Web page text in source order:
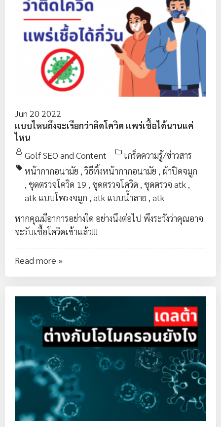
Jun 20 2022
แบบไหนถึงจะเรียกว่าติดโควิด แพร่เชื้อได้นานแค่
ไหน
Golf SEO and Content
เกร็ดความรู้/ข่าวสาร
หน้ากากอนามัย , วิธีทิ้งหน้ากากอนามัย , ผ้าปิดจมูก
, ชุดตรวจโควิด 19 , ชุดตรวจโควิด , ชุดตรวจ atk ,
atk แบบโพรงจมูก , atk แบบน้ำลาย , atk
หากคุณมีอาการอย่างใด อย่างนึงต่อไป พึงระวังว่าคุณอาจ
จะรับเชื้อโควิดเข้าแล้ว!!!
Read more »